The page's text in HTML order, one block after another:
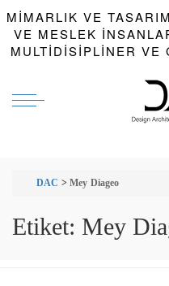
MIMARLIK VE
VE MESLEK
MULTIDISIPLINER VE
DAC > Mey Diageo
Etiket: Mey